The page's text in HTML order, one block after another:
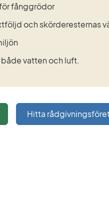
fånggrödor
och skörderesternas
vatten och luft.
Hitta